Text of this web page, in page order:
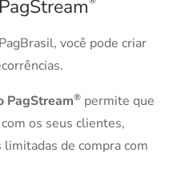
você pode criar
PagStream® permite que
os seus clientes,
de compra com